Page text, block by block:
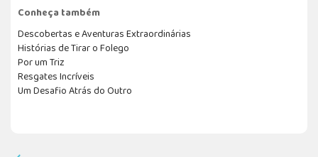
Conheça também
Descobertas e Aventuras Extraordinárias
Histórias de Tirar o Folego
Por um Triz
Resgates Incríveis
Um Desafio Atrás do Outro